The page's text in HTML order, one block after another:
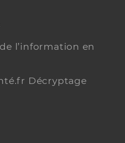
l’information en
Décryptage